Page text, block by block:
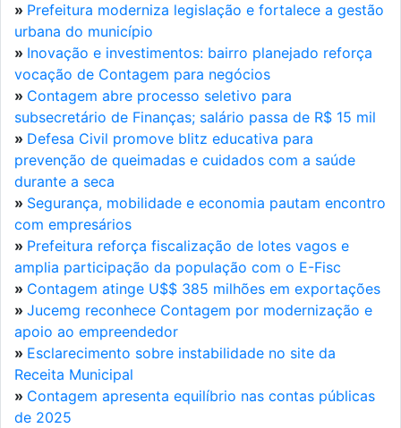
» Prefeitura moderniza legislação e fortalece a gestão
urbana do município
» Inovação e investimentos: bairro planejado reforça
vocação de Contagem para negócios
» Contagem abre processo seletivo para
subsecretário de Finanças; salário passa de R$ 15 mil
» Defesa Civil promove blitz educativa para
prevenção de queimadas e cuidados com a saúde
durante a seca
» Segurança, mobilidade e economia pautam encontro
com empresários
» Prefeitura reforça fiscalização de lotes vagos e
amplia participação da população com o E-Fisc
» Contagem atinge U$$ 385 milhões em exportações
» Jucemg reconhece Contagem por modernização e
apoio ao empreendedor
» Esclarecimento sobre instabilidade no site da
Receita Municipal
» Contagem apresenta equilíbrio nas contas públicas
de 2025